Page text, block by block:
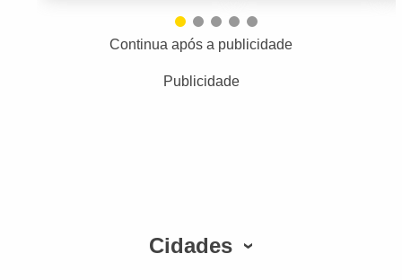
Continua após a publicidade
Publicidade
Cidades